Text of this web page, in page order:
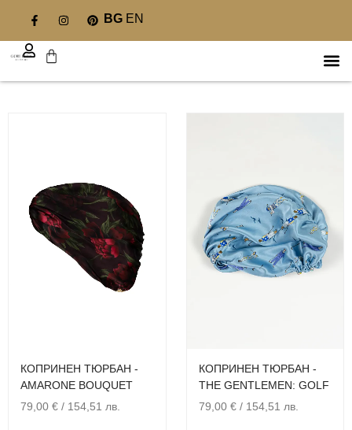
BG EN
КОПРИНЕН ТЮРБАН -
AMARONE BOUQUET
79,00 € / 154,51 лв.
КОПРИНЕН ТЮРБАН -
THE GENTLEMEN: GOLF
79,00 €/ 154,51 лв.